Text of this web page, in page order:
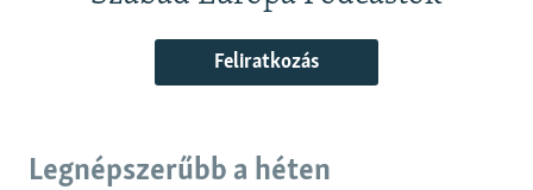
Feliratkozás
Legnépszerűbb a héten